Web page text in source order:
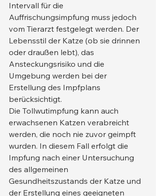
Intervall für die
Auffrischungsimpfung muss jedoch
vom Tierarzt festgelegt werden. Der
Lebensstil der Katze (ob sie drinnen
oder draußen lebt), das
Ansteckungsrisiko und die
Umgebung werden bei der
Erstellung des Impfplans
berücksichtigt.
Die Tollwutimpfung kann auch
erwachsenen Katzen verabreicht
werden, die noch nie zuvor geimpft
wurden. In diesem Fall erfolgt die
Impfung nach einer Untersuchung
des allgemeinen
Gesundheitszustands der Katze und
der Erstellung eines geeigneten